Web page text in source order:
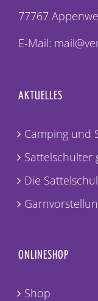
77767
E-Mail:
AKTUELLES
Camping und
Sattelschulter
Die
ONLINESHOP
Shop